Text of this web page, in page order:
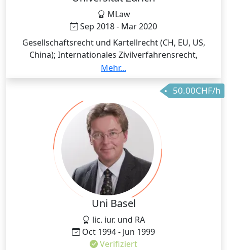
MLaw
Sep 2018 - Mar 2020
Gesellschaftsrecht und Kartellrecht (CH, EU, US,
China); Internationales Zivilverfahrensrecht,
Schiedsgerichtsbarkeit, und Organisationsrecht;
Haftpflichtversicherungsrecht; Immaterialgüterrecht
(Patente, Urheberrecht, Designs) und Lizenzrecht;
Datenschutz- und Kommunikationsrecht (CH, EU, US)
Ich bin ein breit aufgestellter Jurist, der als Generalist
ein systematisches und lösungsorientiertes
Verständnis des Rechts vermitteln kann. Als
erfolgreicher Prüfling, der sich schon öfters mal
eines Besseres besinnen und seine Lernstrategien
ändern musste, weiss ich, wie man Prüfungsziele
erreicht und wie man an das Grundverständnis des
Rechts herankommt.
Mehr...
50.00CHF/h
Uni Basel
lic. iur. und RA
Oct 1994 - Jun 1999
Verifiziert